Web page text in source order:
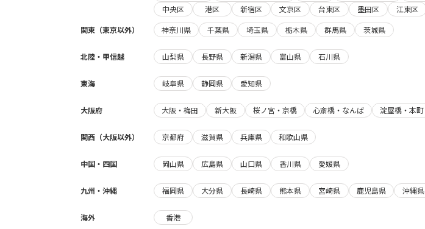
中央区
港区 新宿区 文京区 台東区 墨田区 江東区
関東（東京以外）
神奈川県 千葉県 埼玉県 栃木県 群馬県 茨城県
北陸・甲信越 山梨県 長野県 新潟県 富山県 石川県
東海 岐阜県 静岡県 愛知県
大阪府 大阪・梅田 新大阪 桜ノ宮・京橋 心斎橋・なんば 淀屋橋・本町
関西（大阪以外） 京都府 滋賀県 兵庫県 和歌山県
中国・四国 岡山県 広島県 山口県 香川県 愛媛県
九州・沖縄 福岡県 大分県 長崎県 熊本県 宮崎県 鹿児島県 沖縄県
海外 香港